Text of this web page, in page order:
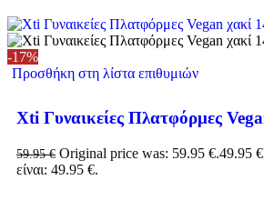
-17%
Προσθήκη στη λίστα επιθυμιών
Xti Γυναικείες Πλατφόρμες
59.95€ Original price was: 59.95 €.49.95 €
είναι: 49.95 €.